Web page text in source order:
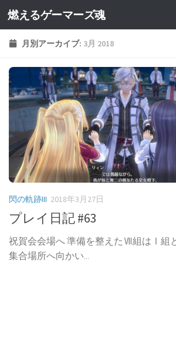
燃えるゲーマーズ魂
月別アーカイブ: 3月 2018
閃の軌跡III 2018年3月27日
プレイ日記 #63
祝賀会会場へ 準備を整えたⅦ組はⅠ組
集合場所へ向かい...